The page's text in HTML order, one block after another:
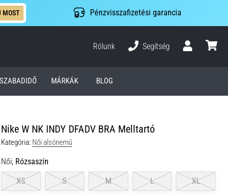
MOST Pénzvisszafizetési garancia
Rólunk
Segítség
SZABADIDŐ MÁRKÁK BLOG
Nike W NK INDY DFADV BRA Melltartó
Kategória: Női alsónemű
Női, Rózsaszín
XS
S M L XL